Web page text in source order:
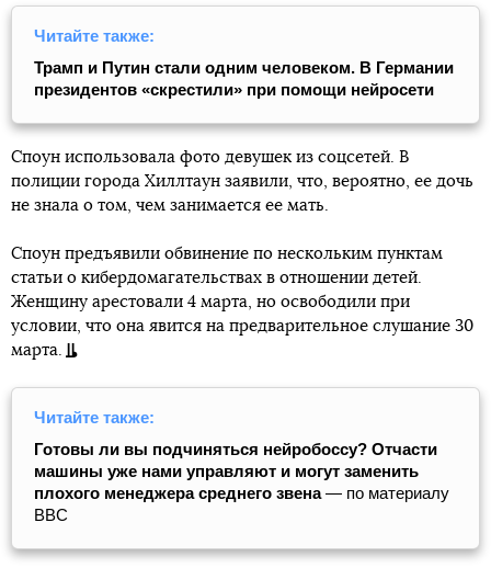
Читайте также:
Трамп и Путин стали одним человеком. В Германии
президентов «скрестили» при помощи нейросети
Споун использовала фото девушек из соцсетей. В
полиции города Хиллтаун заявили, что, вероятно, ее дочь
не знала о том, чем занимается ее мать.
Споун предъявили обвинение по нескольким пунктам
статьи о кибердомагательствах в отношении детей.
Женщину арестовали 4 марта, но освободили при
условии, что она явится на предварительное слушание 30
марта.
Читайте также:
Готовы ли вы подчиняться нейробоссу? Отчасти
машины уже нами управляют и могут заменить
плохого менеджера среднего звена— по материалу
BBC